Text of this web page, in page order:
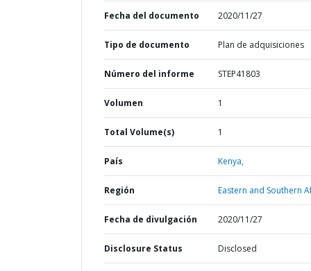
Fecha del documento 2020/11/27
Tipo de documento Plan de adquisiciones
Número del informe STEP41803
Volumen 1
Total Volume(s) 1
País Kenya,
Región Eastern and Southern
Fecha de divulgación 2020/11/27
Disclosure Status Disclosed